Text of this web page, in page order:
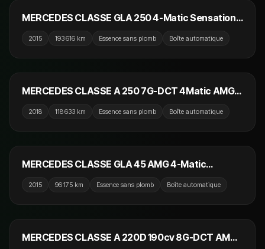
NOUVEAU
MERCEDES CLASSE GLA 250 4-Matic Sensation
2015 193 616 km Essence sans plomb Boîte automatique
24 990 €
MERCEDES CLASSE A 250 7G-DCT 4Matic AMG
2018 118 633 km Essence sans plomb Boîte automatique
24 990 €
MERCEDES CLASSE GLA 45 AMG 4-Matic
Ouvrant / Harman Kardon
2015 96 175 km Essence sans plomb Boîte automatique
EN PRÉPARATION
27 990 €
MERCEDES CLASSE A 220D 190cv 8G-DCT AMG